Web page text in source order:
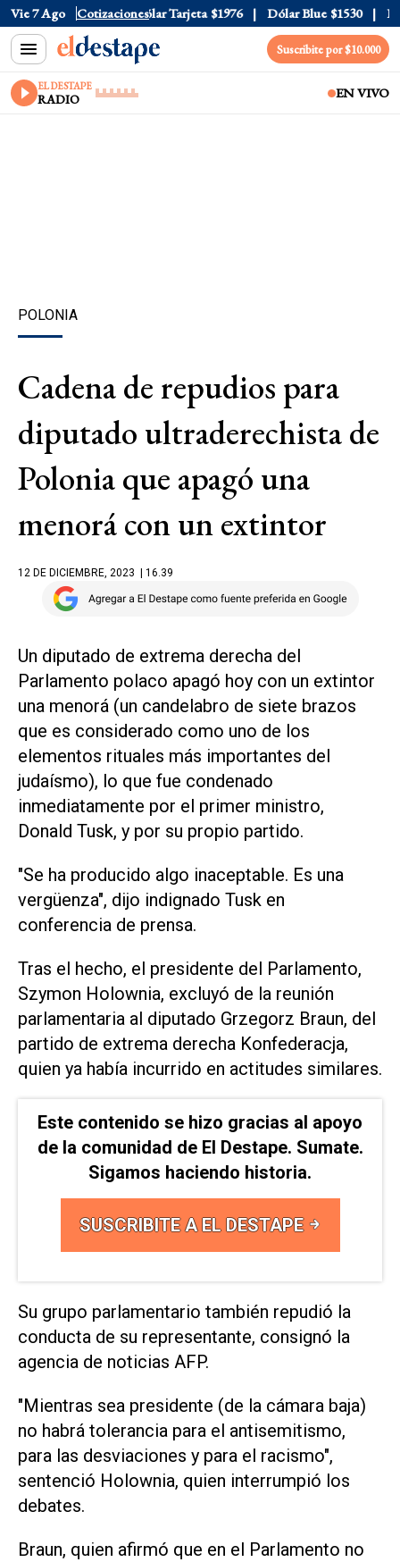
Vie 7 Ago Cotizaciones
Oficial $1520 Dólar Tarjeta $1976 Dólar Blue $1530
Suscribite por $10.000
EL DESTAPE
RADIO EN VIVO
POLONIA
Cadena de repudios para
diputado ultraderechista de
Polonia que apagó una
menorá con un extintor
12 DE DICIEMBRE, 2023 | 16.39
Un diputado de extrema derecha del
Parlamento polaco apagó hoy con un extintor
una menorá (un candelabro de siete brazos
que es considerado como uno de los
elementos rituales más importantes del
judaísmo), lo que fue condenado
inmediatamente por el primer ministro,
Donald Tusk, y por su propio partido.
"Se ha producido algo inaceptable. Es una
vergüenza", dijo indignado Tusk en
conferencia de prensa.
Tras el hecho, el presidente del Parlamento,
Szymon Holownia, excluyó de la reunión
parlamentaria al diputado Grzegorz Braun, del
partido de extrema derecha Konfederacja,
quien ya había incurrido en actitudes similares.
Este contenido se hizo gracias al apoyo
de la comunidad de El Destape. Sumate.
Sigamos haciendo historia.
SUSCRIBITE A EL DESTAPE
Su grupo parlamentario también repudió la
conducta de su representante, consignó la
agencia de noticias AFP.
"Mientras sea presidente (de la cámara baja)
no habrá tolerancia para el antisemitismo,
para las desviaciones y para el racismo",
sentenció Holownia, quien interrumpió los
debates.
Braun, quien afirmó que en el Parlamento no